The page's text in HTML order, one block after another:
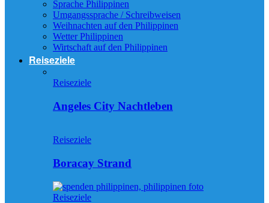
Sprache Philippinen
Umgangssprache / Schreibweisen
Weihnachten auf den Philippinen
Wetter Philippinen
Wirtschaft auf den Philippinen
Reiseziele
Reiseziele
Angeles City Nachtleben
Reiseziele
Boracay Strand
Reiseziele